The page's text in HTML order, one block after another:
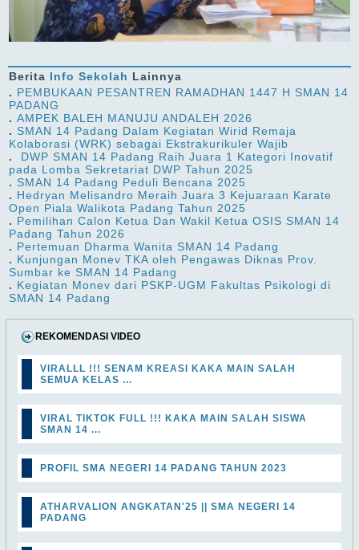
Berita Info Sekolah Lainnya
. PEMBUKAAN PESANTREN RAMADHAN 1447 H SMAN 14
PADANG
. AMPEK BALEH MANUJU ANDALEH 2026
. SMAN 14 Padang Dalam Kegiatan Wirid Remaja
Kolaborasi (WRK) sebagai Ekstrakurikuler Wajib
.
DWP SMAN 14 Padang Raih Juara 1 Kategori Inovatif
pada Lomba Sekretariat DWP Tahun 2025
. SMAN 14 Padang Peduli Bencana 2025
. Hedryan Melisandro Meraih Juara 3 Kejuaraan Karate
Open Piala Walikota Padang Tahun 2025
. Pemilihan Calon Ketua Dan Wakil Ketua OSIS SMAN 14
Padang Tahun 2026
. Pertemuan Dharma Wanita SMAN 14 Padang
. Kunjungan Monev TKA oleh Pengawas Diknas Prov.
Sumbar ke SMAN 14 Padang
. Kegiatan Monev dari PSKP-UGM Fakultas Psikologi di
SMAN 14 Padang
REKOMENDASI VIDEO
VIRALLL !!! SENAM KREASI KAKA MAIN SALAH
SEMUA KELAS ...
VIRAL TIKTOK FULL !!! KAKA MAIN SALAH SISWA
SMAN 14 ...
PROFIL SMA NEGERI 14 PADANG TAHUN 2023
ATHARVALION ANGKATAN'25 || SMA NEGERI 14
PADANG